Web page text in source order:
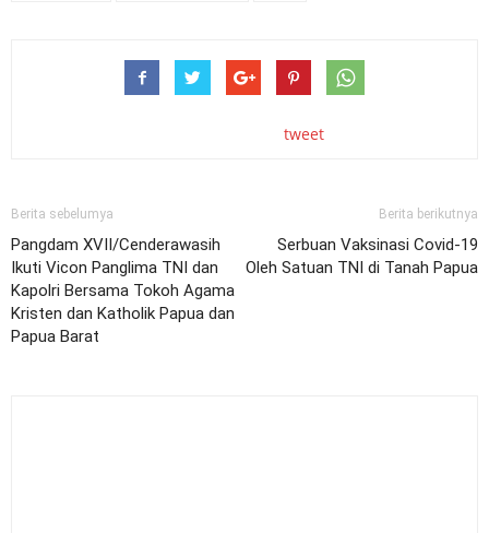
tweet
Berita sebelumya
Pangdam XVII/Cenderawasih
Ikuti Vicon Panglima TNI dan
Kapolri Bersama Tokoh Agama
Kristen dan Katholik Papua dan
Papua Barat
Berita berikutnya
Serbuan Vaksinasi Covid-19
Oleh Satuan TNI di Tanah Papua